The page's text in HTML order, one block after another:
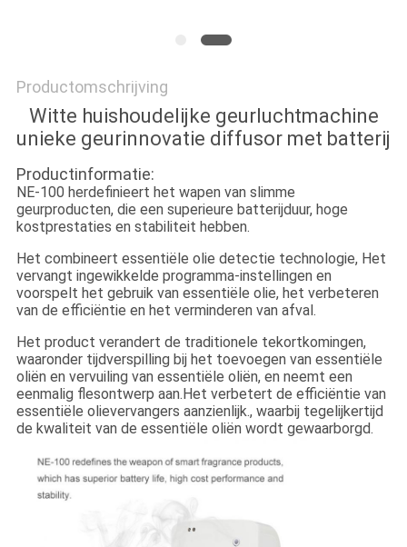
Productomschrijving
Witte huishoudelijke geurluchtmachine
unieke geurinnovatie diffusor met batterij
Productinformatie:
NE-100 herdefinieert het wapen van slimme
geurproducten, die een superieure batterijduur, hoge
kostprestaties en stabiliteit hebben.
Het combineert essentiële olie detectie technologie, Het
vervangt ingewikkelde programma-instellingen en
voorspelt het gebruik van essentiële olie, het verbeteren
van de efficiëntie en het verminderen van afval.
Het product verandert de traditionele tekortkomingen,
waaronder tijdverspilling bij het toevoegen van essentiële
oliën en vervuiling van essentiële oliën, en neemt een
eenmalig flesontwerp aan.Het verbetert de efficiëntie van
essentiële olievervangers aanzienlijk., waarbij tegelijkertijd
de kwaliteit van de essentiële oliën wordt gewaarborgd.